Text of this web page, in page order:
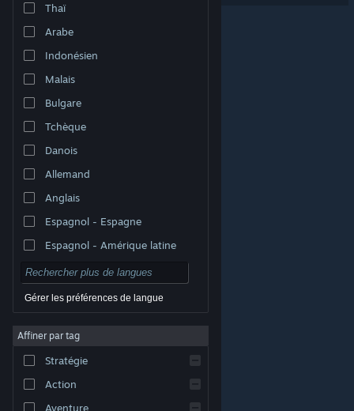
Voir version ordi. du site
© Valve Corporation. Tous droits réservés. Toutes les
titulaires aux États-Unis et dans d'autres pays.
Accessibilité
Remboursements
Thaï
Arabe
Indonésien
Malais
Bulgare
Tchèque
Danois
Allemand
Anglais
Espagnol - Espagne
Espagnol - Amérique latine
Gérer les préférences de langue
Affiner par tag
Stratégie
Action
Aventure